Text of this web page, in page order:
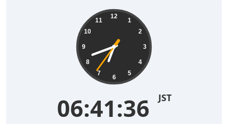
12
1
2
3
4
5
6
7
8
9
10
11
06:41:37 JST